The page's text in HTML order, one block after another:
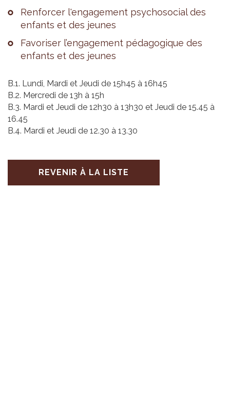
Ren­for­cer l'en­ga­ge­ment psy­cho­so­cial des
enfants et des jeunes
Favo­ri­ser l’en­ga­ge­ment péda­go­gique des
enfants et des jeunes
B.1. Lundi, Mardi et Jeudi de 15h45 à 16h45
B.2. Mercredi de 13h à 15h
B.3. Mardi et Jeudi de 12h30 à 13h30 et Jeudi de 15.45 à
16.45
B.4. Mardi et Jeudi de 12.30 à 13.30
REVENIR À LA LISTE